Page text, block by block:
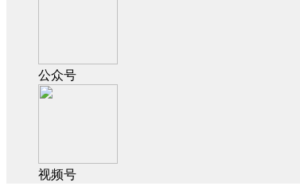
公众号
视频号